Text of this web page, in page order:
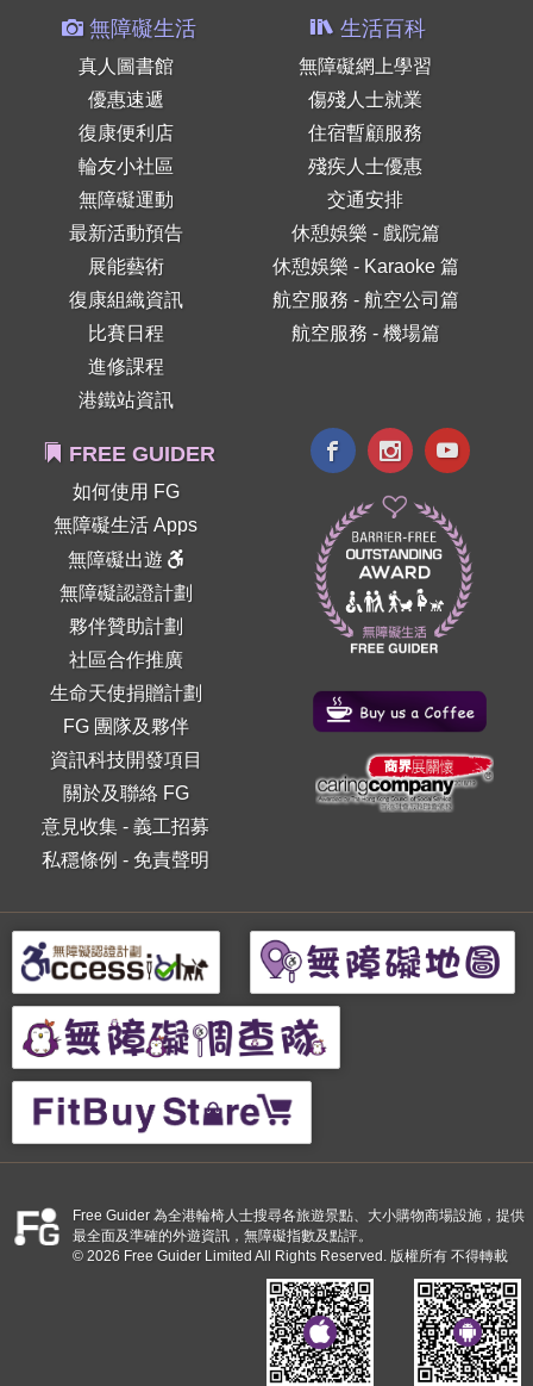
無障礙生活
真人圖書館
優惠速遞
復康便利店
輪友小社區
無障礙運動
最新活動預告
展能藝術
復康組織資訊
比賽日程
進修課程
港鐵站資訊
生活百科
無障礙網上學習
傷殘人士就業
住宿暫顧服務
殘疾人士優惠
交通安排
休憩娛樂 - 戲院篇
休憩娛樂 - Karaoke 篇
航空服務 - 航空公司篇
航空服務 - 機場篇
FREE GUIDER
如何使用 FG
無障礙生活 Apps
無障礙出遊
無障礙認證計劃
夥伴贊助計劃
社區合作推廣
生命天使捐贈計劃
FG 團隊及夥伴
資訊科技開發項目
關於及聯絡 FG
意見收集 -義工招募
私穩條例 - 免責聲明
Free Guider 為全港輪椅人士搜尋各旅遊景點、大小購物商場設施，提供
最全面及準確的外遊資訊，無障礙指數及點評。
© 2026 Free Guider Limited All Rights Reserved. 版權所有 不得轉載